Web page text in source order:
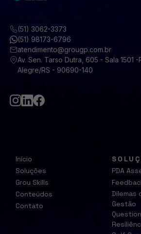
(51) 3062-3373
(51) 98173-6796
atendimento@grougp.com.br
Av. Sen. Tarso Dutra, 605 - Sala 1501
Alegre/RS - 90690-140
Início
Soluções
Grou Skills
Conteúdos
Contato
PDA
Dilemas
Gestão